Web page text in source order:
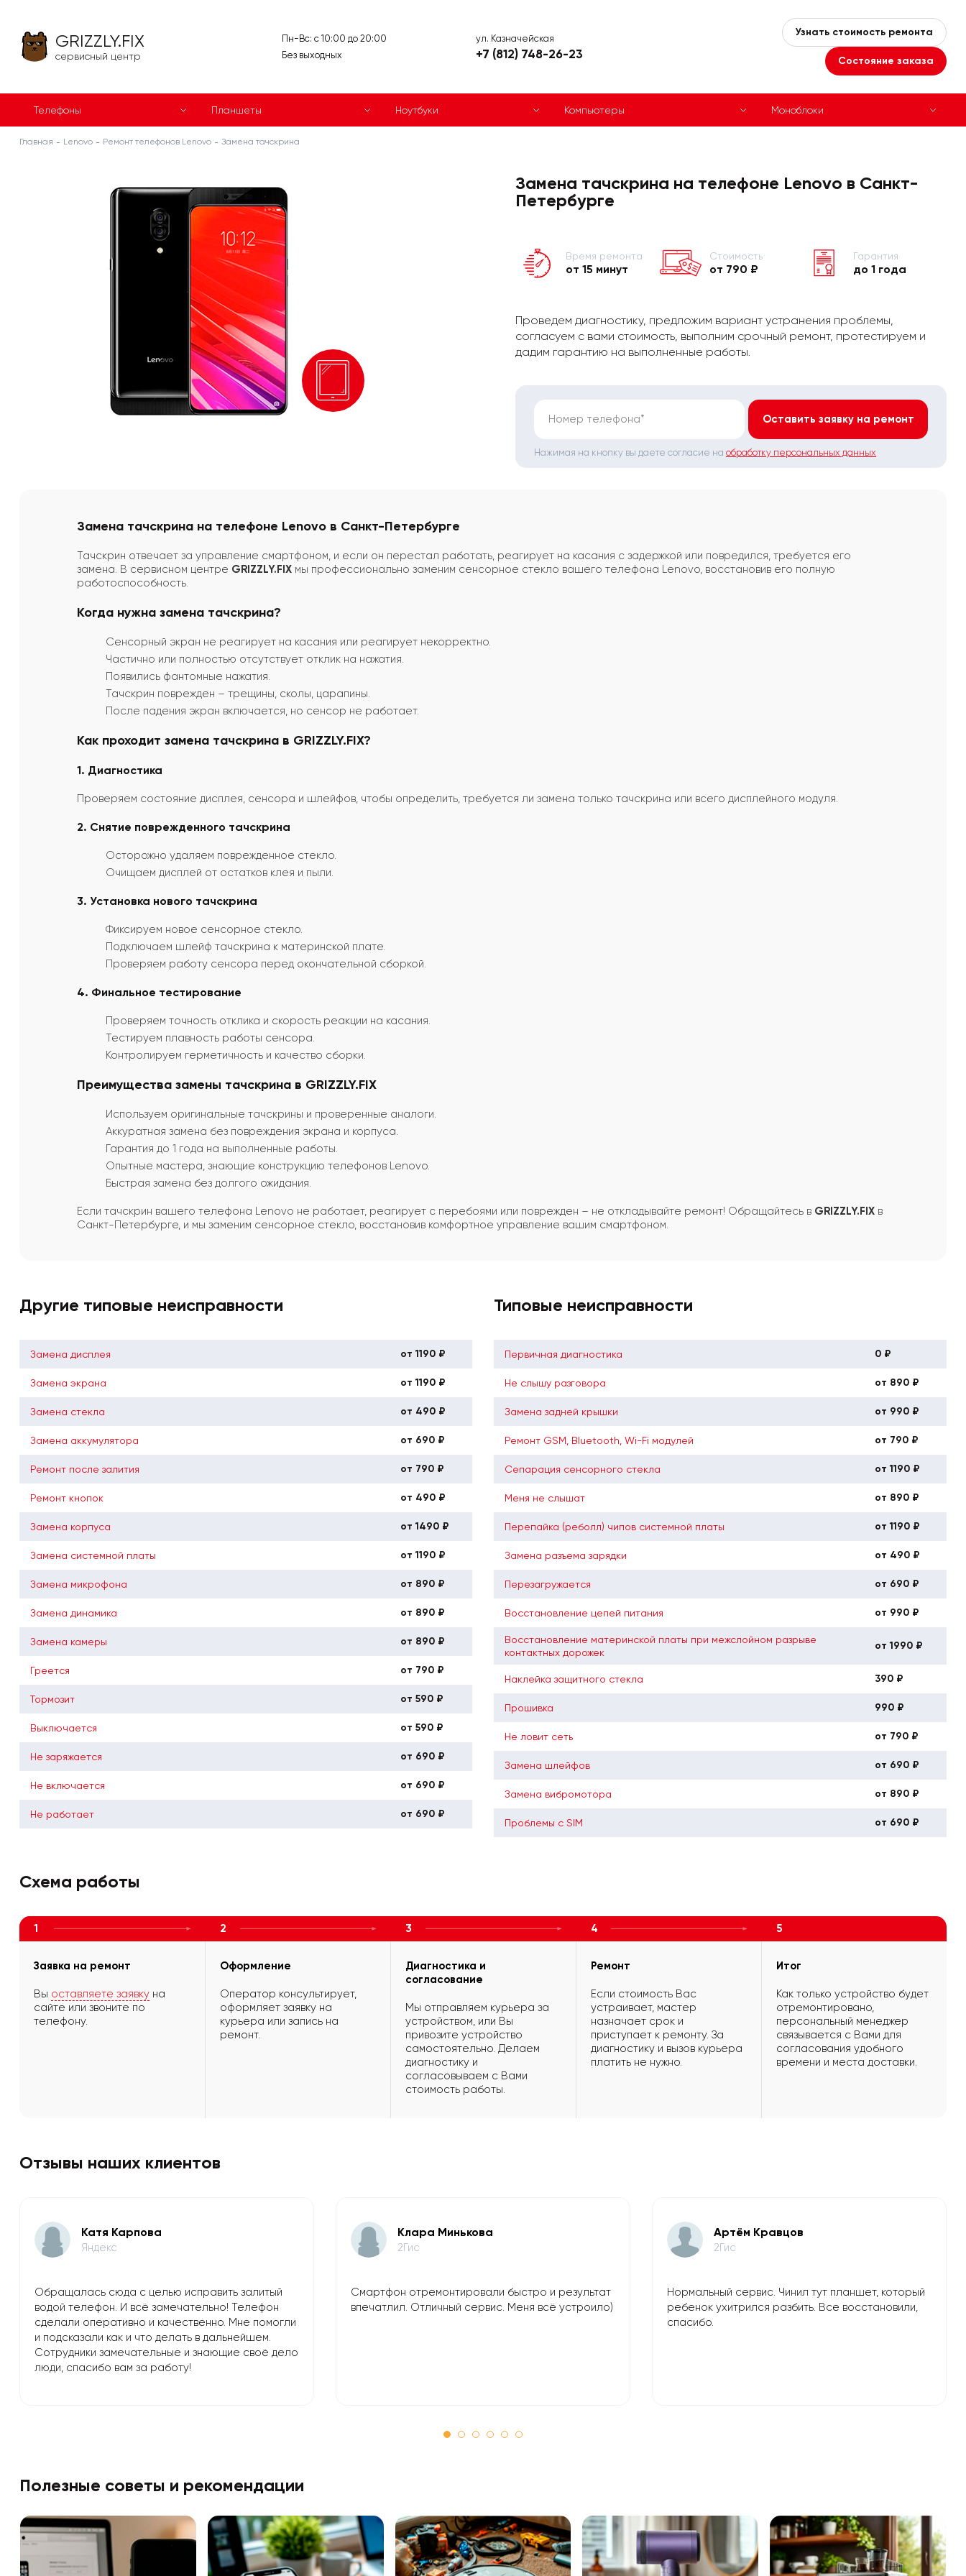
GRIZZLY.FIX
сервисный центр
Пн-Вс: с 10:00 до 20:00
Без выходных
ул. Казначейская
+7 (812) 748-26-23
Узнать стоимость ремонта
Состояние заказа
Телефоны Планшеты Ноутбуки Компьютеры Моноблоки
Главная Lenovo Ремонт телефонов Lenovo Замена тачскрина
Замена тачскрина на телефоне Lenovo в Санкт-
Петербурге
Время ремонта
от 15 минут
Стоимость
от 790 ₽
Гарантия
до 1 года
Проведем диагностику, предложим вариант устранения проблемы,
согласуем с вами стоимость, выполним срочный ремонт, протестируем и
дадим гарантию на выполненные работы.
Номер телефона* Оставить заявку на ремонт
Нажимая на кнопку вы даете согласие на обработку персональных данных
Замена тачскрина на телефоне Lenovo в Санкт-Петербурге
Тачскрин отвечает за управление смартфоном, и если он перестал работать, реагирует на касания с задержкой или повредился, требуется его
замена. В сервисном центре GRIZZLY.FIX мы профессионально заменим сенсорное стекло вашего телефона Lenovo, восстановив его полную
работоспособность.
Когда нужна замена тачскрина?
Сенсорный экран не реагирует на касания или реагирует некорректно.
Частично или полностью отсутствует отклик на нажатия.
Появились фантомные нажатия.
Тачскрин поврежден – трещины, сколы, царапины.
После падения экран включается, но сенсор не работает.
Как проходит замена тачскрина в GRIZZLY.FIX?
1. Диагностика
Проверяем состояние дисплея, сенсора и шлейфов, чтобы определить, требуется ли замена только тачскрина или всего дисплейного модуля.
2. Снятие поврежденного тачскрина
Осторожно удаляем поврежденное стекло.
Очищаем дисплей от остатков клея и пыли.
3. Установка нового тачскрина
Фиксируем новое сенсорное стекло.
Подключаем шлейф тачскрина к материнской плате.
Проверяем работу сенсора перед окончательной сборкой.
4. Финальное тестирование
Проверяем точность отклика и скорость реакции на касания.
Тестируем плавность работы сенсора.
Контролируем герметичность и качество сборки.
Преимущества замены тачскрина в GRIZZLY.FIX
Используем оригинальные тачскрины и проверенные аналоги.
Аккуратная замена без повреждения экрана и корпуса.
Гарантия до 1 года на выполненные работы.
Опытные мастера, знающие конструкцию телефонов Lenovo.
Быстрая замена без долгого ожидания.
Если тачскрин вашего телефона Lenovo не работает, реагирует с перебоями или поврежден – не откладывайте ремонт! Обращайтесь в GRIZZLY.FIX в
Санкт-Петербурге, и мы заменим сенсорное стекло, восстановив комфортное управление вашим смартфоном.
Другие типовые неисправности
Замена дисплея от 1190 ₽
Замена экрана от 1190 ₽
Замена стекла от 490 ₽
Замена аккумулятора от 690 ₽
Ремонт после залития от 790 ₽
Ремонт кнопок от 490 ₽
Замена корпуса от 1490 ₽
Замена системной платы от 1190 ₽
Замена микрофона от 890 ₽
Замена динамика от 890 ₽
Замена камеры от 890 ₽
Греется от 790 ₽
Тормозит от 590 ₽
Выключается от 590 ₽
Не заряжается от 690 ₽
Не включается от 690 ₽
Не работает от 690 ₽
Типовые неисправности
Первичная диагностика 0 ₽
Не слышу разговора от 890 ₽
Замена задней крышки от 990 ₽
Ремонт GSM, Bluetooth, Wi-Fi модулей от 790 ₽
Сепарация сенсорного стекла от 1190 ₽
Меня не слышат от 890 ₽
Перепайка (реболл) чипов системной платы от 1190 ₽
Замена разъема зарядки от 490 ₽
Перезагружается от 690 ₽
Восстановление цепей питания от 990 ₽
Восстановление материнской платы при межслойном разрыве
контактных дорожек
от 1990 ₽
Наклейка защитного стекла 390 ₽
Прошивка 990 ₽
Не ловит сеть от 790 ₽
Замена шлейфов от 690 ₽
Замена вибромотора от 890 ₽
Проблемы с SIM от 690 ₽
Схема работы
1
Заявка на ремонт
Вы оставляете заявку на
сайте или звоните по
телефону.
2
Оформление
Оператор консультирует,
оформляет заявку на
курьера или запись на
ремонт.
3
Диагностика и
согласование
Мы отправляем курьера за
устройством, или Вы
привозите устройство
самостоятельно. Делаем
диагностику и
согласовываем с Вами
стоимость работы.
4
Ремонт
Если стоимость Вас
устраивает, мастер
назначает срок и
приступает к ремонту. За
диагностику и вызов курьера
платить не нужно.
5
Итог
Как только устройство будет
отремонтировано,
персональный менеджер
связывается с Вами для
согласования удобного
времени и места доставки.
Отзывы наших клиентов
Катя Карпова
Яндекс
Обращалась сюда с целью исправить залитый
водой телефон. И всё замечательно! Телефон
сделали оперативно и качественно. Мне помогли
и подсказали как и что делать в дальнейшем.
Сотрудники замечательные и знающие своё дело
люди, спасибо вам за работу!
Клара Минькова
2Гис
Смартфон отремонтировали быстро и результат
впечатлил. Отличный сервис. Меня всё устроило)
Артём Кравцов
2Гис
Нормальный сервис. Чинил тут планшет, который
ребенок ухитрился разбить. Все восстановили,
спасибо.
Полезные советы и рекомендации